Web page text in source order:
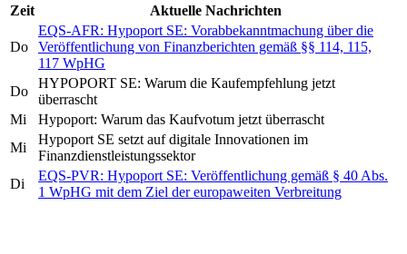
Zeit
Aktuelle Nachrichten
Do
EQS-AFR: Hypoport SE: Vorabbekanntmachung über die
Veröffentlichung von Finanzberichten gemäß §§ 114, 115,
117 WpHG
Do
HYPOPORT SE: Warum die Kaufempfehlung jetzt
überrascht
Mi
Hypoport: Warum das Kaufvotum jetzt überrascht
Mi
Hypoport SE setzt auf digitale Innovationen im
Finanzdienstleistungssektor
Di
EQS-PVR: Hypoport SE: Veröffentlichung gemäß § 40 Abs.
1 WpHG mit dem Ziel der europaweiten Verbreitung